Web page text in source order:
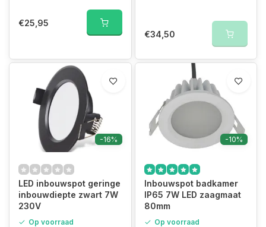
€25,95
€34,50
-16%
LED inbouwspot geringe
inbouwdiepte zwart 7W
230V
Op voorraad
-10%
Inbouwspot badkamer
IP65 7W LED zaagmaat
80mm
Op voorraad